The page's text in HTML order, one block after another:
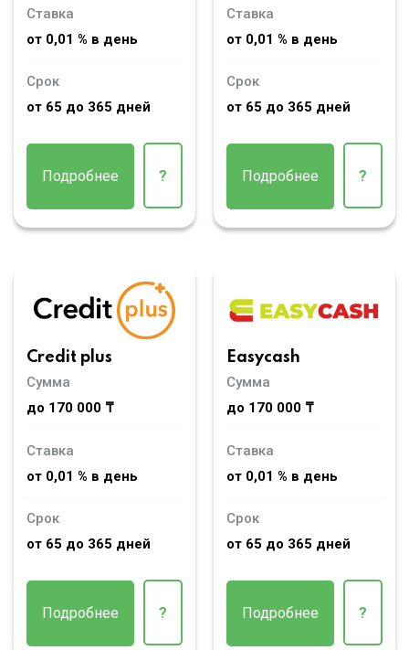
Ставка
от 0,01 % в день
Срок
от 65 до 365 дней
Подробнее ?
Ставка
от 0,01 % в день
Срок
от 65 до 365 дней
Подробнее ?
Credit plus
Сумма
до 170 000 ₸
Ставка
от 0,01 % в день
Срок
от 65 до 365 дней
Подробнее ?
Easycash
Сумма
до 170 000 ₸
Ставка
от 0,01 % в день
Срок
от 65 до 365 дней
Подробнее ?